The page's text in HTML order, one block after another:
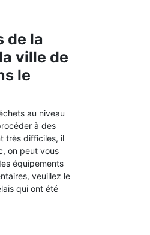
de la
ville de
le
au niveau
à des
très difficiles, il
on peut vous
équipements
veuillez le
qui ont été